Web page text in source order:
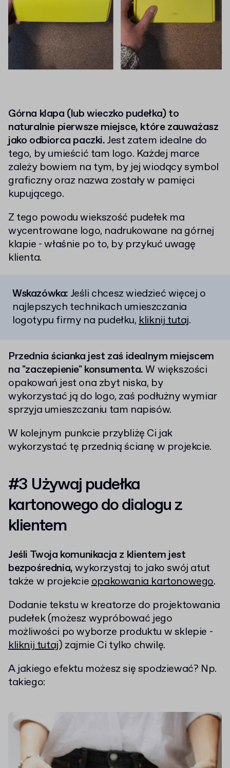
Górna klapa (lub wieczko pudełka) to
naturalnie pierwsze miejsce, które zauważasz
jako odbiorca paczki.Jest zatem idealne do
tego, by umieścić tam logo. Każdej marce
zależy bowiem na tym, by jej wiodący symbol
graficzny oraz nazwa zostały w pamięci
kupującego.
Z tego powodu wiekszość pudełek ma
wycentrowane logo, nadrukowane na górnej
klapie - właśnie po to, by przykuć uwagę
klienta.
Wskazówka: Jeśli chcesz wiedzieć więcej o
najlepszych technikach umieszczania
logotypu firmy na pudełku,kliknij tutaj.
Przednia ścianka jest zaś idealnym miejscem
na "zaczepienie" konsumenta.W większości
opakowań jest ona zbyt niska, by
wykorzystać ją do logo, zaś podłużny wymiar
sprzyja umieszczaniu tam napisów.
W kolejnym punkcie przybliżę Ci jak
wykorzystać tę przednią ścianę w projekcie.
#3 Używaj pudełka
kartonowego do dialogu z
klientem
Jeśli Twoja komunikacja z klientem jest
bezpośrednia,wykorzystaj to jako swój atut
także w projekcieopakowania kartonowego.
Dodanie tekstu w kreatorze do projektowania
pudełek (możesz wypróbować jego
możliwości po wyborze produktu w sklepie -
kliknij tutaj) zajmie Ci tylko chwilę.
A jakiego efektu możesz się spodziewać? Np.
takiego: